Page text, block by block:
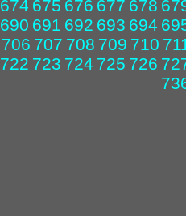
674 675 676 677 678
690 691 692 693 694
706 707 708 709 710
722 723 724 725 726